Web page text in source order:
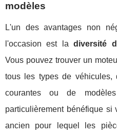
modèles
L'un des avantages non
l'occasion est ladiversité
Vous pouvez trouver un
tous les types de véhicules,
courantes ou de
particulièrement bénéfique si
ancien pour lequel les